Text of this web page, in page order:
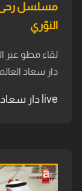
مسلسل رحى
النوّري
لقاء مطو عبر
دار سعاد
live دار سعاد العالمية